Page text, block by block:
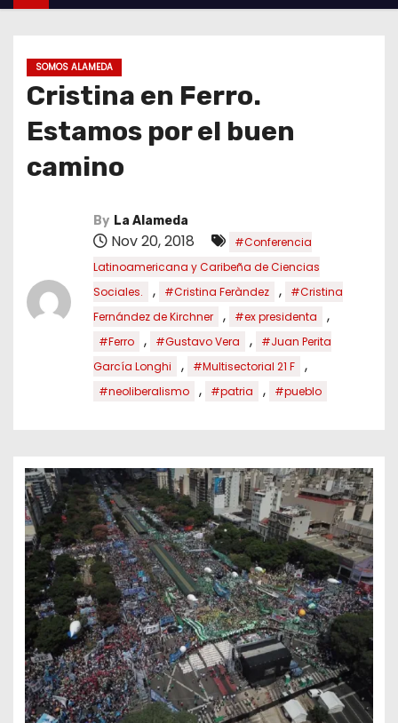
SOMOS ALAMEDA
Cristina en Ferro.
Estamos por el buen
camino
By La Alameda
Nov 20, 2018
#Conferencia
Latinoamericana y Caribeña de Ciencias
Sociales.
, #Cristina Feràndez ,
#Cristina
Fernández de Kirchner
, #ex presidenta ,
#Ferro , #Gustavo Vera ,
#Juan Perita
García Longhi
, #Multisectorial 21 F ,
#neoliberalismo , #patria , #pueblo